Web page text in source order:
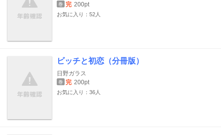
巻 完 200pt
お気に入り：52人
ビッチと初恋（分冊版）
日野ガラス
巻 完 200pt
お気に入り：36人